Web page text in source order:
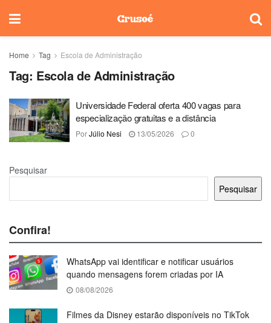
Home Tag Escola de Administração
Tag: Escola de Administração
Universidade Federal oferta 400 vagas para
especialização gratuitas e a distância
PorJúlio Nesi 13/05/2026 0
Pesquisar
Pesquisar
Confira!
WhatsApp vai identificar e notificar usuários
quando mensagens forem criadas por IA
08/08/2026
Filmes da Disney estarão disponíveis no TikTok